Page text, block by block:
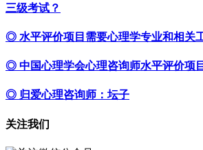
三级考试？
◎ 水平评价项目需要心理学专业和相关
◎ 中国心理学会心理咨询师水平评价项
◎ 归爱心理咨询师：坛子
关注我们